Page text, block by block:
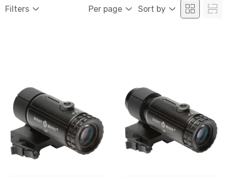
Filters Per page Sort by